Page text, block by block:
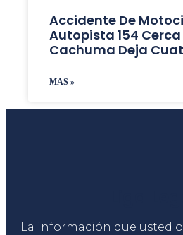
Accidente De
Autopista 154 Cerca
Cachuma Deja
MAS »
La información que usted